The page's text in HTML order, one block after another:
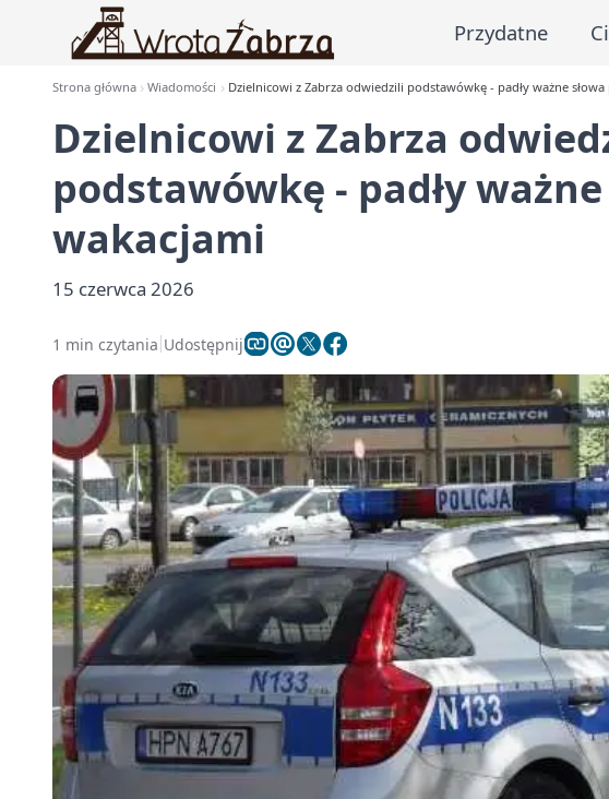
Przydatne
Strona główna Wiadomości Dzielnicowi z Zabrza odwiedzili podstawówkę - padły ważne
Dzielnicowi z Zabrza
podstawówkę - padły ważne
wakacjami
15 czerwca 2026
1 min czytania Udostępnij